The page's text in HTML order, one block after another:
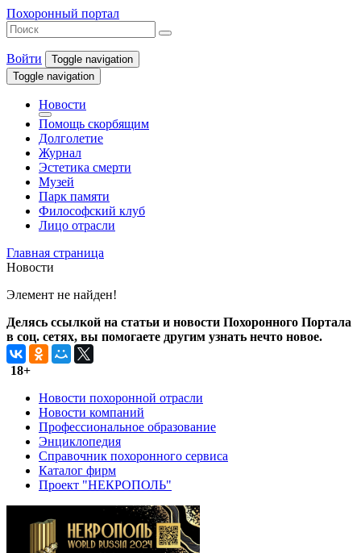
Похоронный портал
Войти
Toggle navigation
Toggle navigation
Новости
Помощь скорбящим
Долголетие
Журнал
Эстетика смерти
Музей
Парк памяти
Философский клуб
Лицо отрасли
Главная страница
Новости
Элемент не найден!
Делясь ссылкой на статьи и новости Похоронного Портала
в соц. сетях, вы помогаете другим узнать нечто новое.
18+
Новости похоронной отрасли
Новости компаний
Профессиональное образование
Энциклопедия
Справочник похоронного сервиса
Каталог фирм
Проект "НЕКРОПОЛЬ"